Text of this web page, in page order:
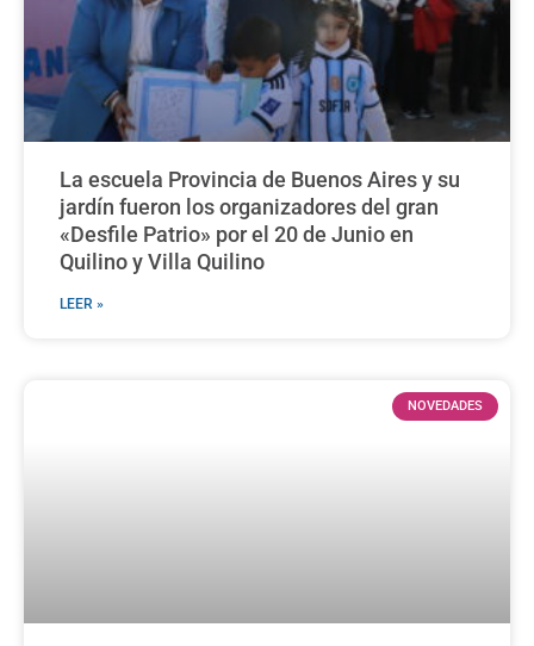
La escuela Provincia de Buenos Aires y su
jardín fueron los organizadores del gran
«Desfile Patrio» por el 20 de Junio en
Quilino y Villa Quilino
LEER »
NOVEDADES